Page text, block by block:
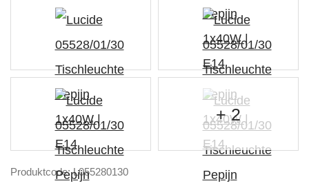
+ 2
Produktcode: L055280130